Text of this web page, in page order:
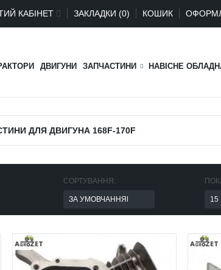
КАБІНЕТ ЗАКЛАДКИ (0) КОШИК
ДВИГУНИ ЗАПЧАСТИНИ НАВІСНЕ
ДЛЯ ДВИГУНА 168F-170F
СОРТУВАННЯ: